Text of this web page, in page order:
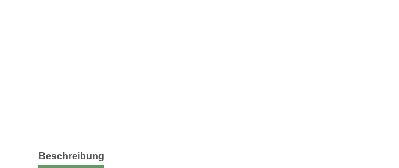
weitere Registerkarten anzeigen
Beschreibung